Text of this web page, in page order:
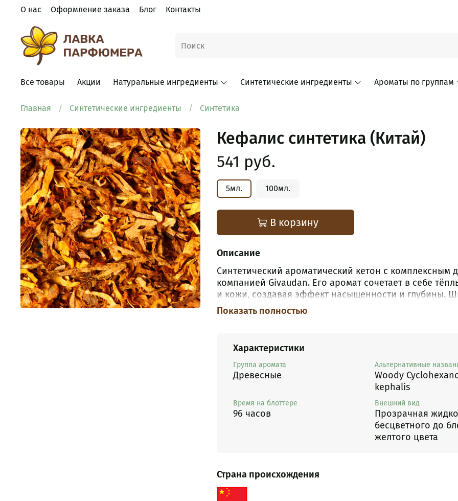
О нас Оформление заказа Блог Контакты
Все товары Акции Натуральные ингредиенты Синтетические ингредиенты Ароматы по группам
Главная Синтетические ингредиенты Синтетика
Кефалис синтетика (Китай)
541 руб.
5мл. 100мл.
В корзину
Описание
Синтетический ароматический кетон с
компанией Givaudan. Его аромат сочетает в себе
и кожи, создавая эффект насыщенности и глубины.
создания мужских и унисекс композиций, а также
Показать полностью
Характеристики
Группа аромата
Древесные
Альтернативные
Woody
kephalis
Время на блоттере
96 часов
Внешний вид
Прозрачная
бесцветного до
желтого цвета
Страна происхождения